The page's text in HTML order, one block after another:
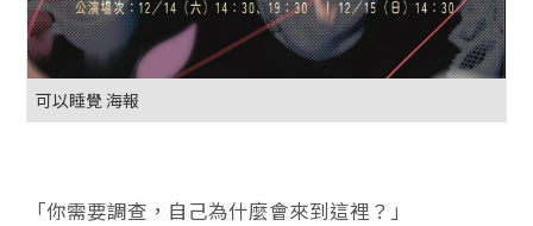
可以睡覺 海報
「你需要調查，自己為什麼會來到這裡？」